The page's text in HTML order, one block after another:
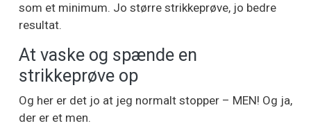
som et minimum. Jo større strikkeprøve, jo bedre
resultat.
At vaske og spænde en
strikkeprøve op
Og her er det jo at jeg normalt stopper – MEN! Og ja,
der er et men.